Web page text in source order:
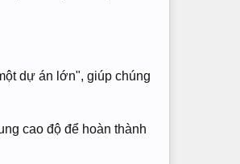
dự án lớn", giúp chúng
cao độ để hoàn thành